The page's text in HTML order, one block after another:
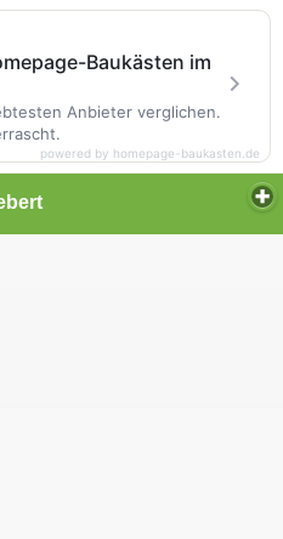
Baukästen im
Anbieter verglichen.
powered by homepage-baukasten.de